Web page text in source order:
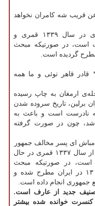
قریب شه کامران نخواهد
نشانگر کارهای عارف به نفع جمهوری در سال ۱۳۳۹ قمری و
است، در صورتیکه مبحث
قاهر توئی و ما همه
در مجله‌ی ارمغان به چاپ رسیده
برلین، تاریخ سروده شدن
سال ۱۳۳۷ دانسته که نادرست است و باعث به
شد، چون در صورت گرفته
ای پسر مخالف جمهور
این گمان را ایجاد خواهدنمود که عارف از سال ۱۳۳۷ قمری در حال
است، در صورتیکه مبحث
جمهوری بطور جدی از بهمن سال ۱۳۰۲ در ایران مطرح شده و
جمهوری انجام داده است.
جدید از عارف است.
کنسرت خوانده شده بیشتر